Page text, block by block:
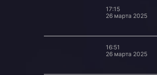
17:15
26 марта 2025
16:51
26 марта 2025